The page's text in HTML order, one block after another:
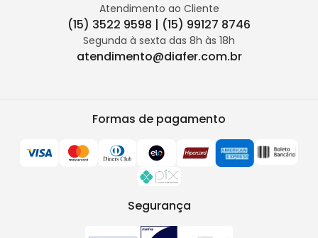
Atendimento ao Cliente
(15) 3522 9598 | (15) 99127 8746
Segunda à sexta das 8h às 18h
atendimento@diafer.com.br
Formas de pagamento
Segurança